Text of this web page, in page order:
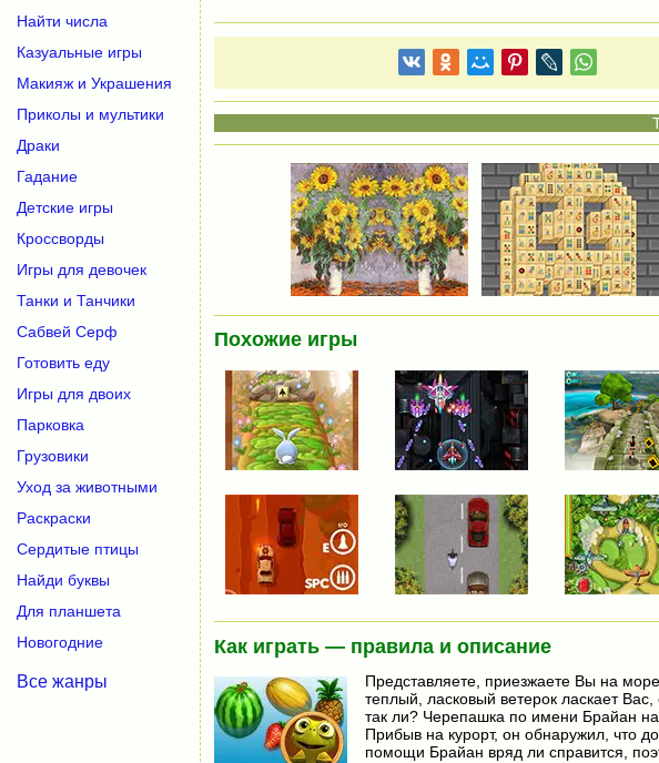
Похожие игры
Как играть — правила и описание
Представляете, приезжаете Вы на
теплый, ласковый ветерок ласкает
так ли? Черепашка по имени Брайан
Прибыв на курорт, он обнаружил, что
помощи Брайан вряд ли справится,
Найти числа
Казуальные игры
Макияж и Украшения
Приколы и мультики
Драки
Гадание
Детские игры
Кроссворды
Игры для девочек
Танки и Танчики
Сабвей Серф
Готовить еду
Игры для двоих
Парковка
Грузовики
Уход за животными
Раскраски
Сердитые птицы
Найди буквы
Для планшета
Новогодние
Все жанры